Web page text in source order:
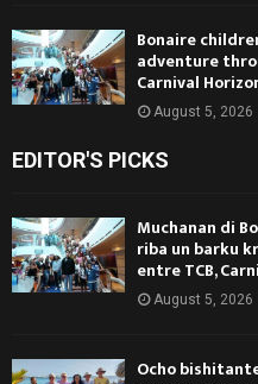
Bonaire
adventure
Carnival
August 5, 2026
EDITOR'S PICKS
Muchanan di
riba un barku
entre TCB,
August 5, 2026
Ocho